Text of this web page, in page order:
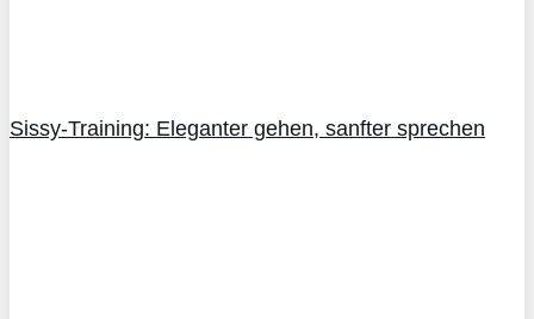
Sissy-Training: Eleganter gehen, sanfter sprechen